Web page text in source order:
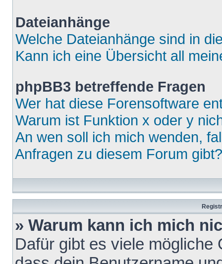
Dateianhänge
Welche Dateianhänge sind in
Kann ich eine Übersicht all
phpBB3 betreffende Fragen
Wer hat diese Forensoftware
Warum ist Funktion x oder y
An wen soll ich mich wenden,
Anfragen zu diesem Forum gibt?
» Warum kann ich mich
Dafür gibt es viele